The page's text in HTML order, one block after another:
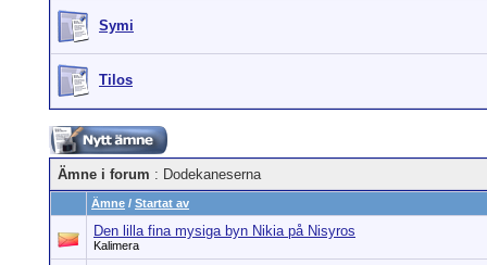
Symi
Tilos
Ämne i forum : Dodekaneserna
Ämne / Startat av
Den lilla fina mysiga byn Nikia på Nisyros
Kalimera